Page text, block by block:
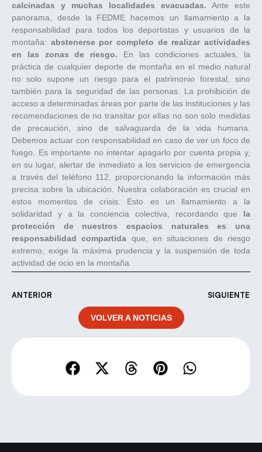
calcinadas y muchas localidades evacuadas. Ante este
panorama, desde la FEDME hacemos un llamamiento a la
responsabilidad para todos los deportistas y usuarios de la
montaña: abstenerse por completo de realizar actividades
en las zonas de riesgo. En las condiciones actuales, la
práctica de cualquier deporte de montaña en el medio natural
no solo supone un riesgo para el patrimonio forestal, sino
también para la seguridad de las personas. La prohibición de
acceso a determinadas áreas por parte de las instituciones y las
recomendaciones de no transitar por ellas no son solo medidas
de precaución, sino de salvaguarda de la vida humana.
Debemos actuar con responsabilidad en caso de ver un foco de
fuego. Es importante no intentar apagarlo por cuenta propia y,
en su lugar, alertar de inmediato a los servicios de emergencia
a través del teléfono 112, proporcionando la información más
precisa sobre la ubicación. Nuestra colaboración es crucial en
estos momentos de crisis. Esto es un llamamiento a la
solidaridad y a la conciencia colectiva, recordando que la
protección de nuestros espacios naturales es una
responsabilidad compartida que, en situaciones de riesgo
extremo, exige la máxima prudencia y la suspensión de toda
actividad de ocio en la montaña.
ANTERIOR SIGUIENTE
VOLVER A NOTICIAS